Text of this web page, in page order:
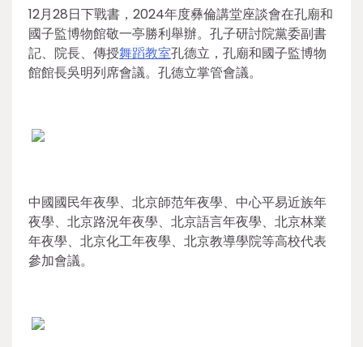
12月28日下戰書，2024年度彝倫講堂座談會在孔廟和
國子監博物館敬一亭勝利舉辦。孔子研討院黨委副書
記、院長、傳授舞蹈教室孔德立，孔廟和國子監博物
館館長吳明列席會議。孔德立掌管會議。
中國國民年夜學、北京師范年夜學、中心平易近族年
夜學、北京路況年夜學、北京語言年夜學、北京林業
年夜學、北京化工年夜學、北京教導學院等高校代表
參加會議。